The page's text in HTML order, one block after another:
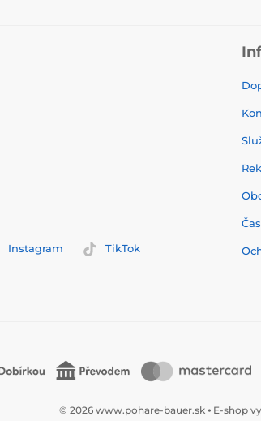
Instagram
TikTok
© 2026 www.pohare-bauer.sk ⦁ E-shop